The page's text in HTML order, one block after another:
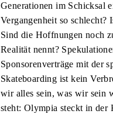
Generationen im Schicksal
Vergangenheit so schlecht?
Sind die Hoffnungen noch
Realität nennt?
Sponsorenverträge mit der
Skateboarding ist kein
wir alles sein, was wir sein
steht: Olympia steckt in der